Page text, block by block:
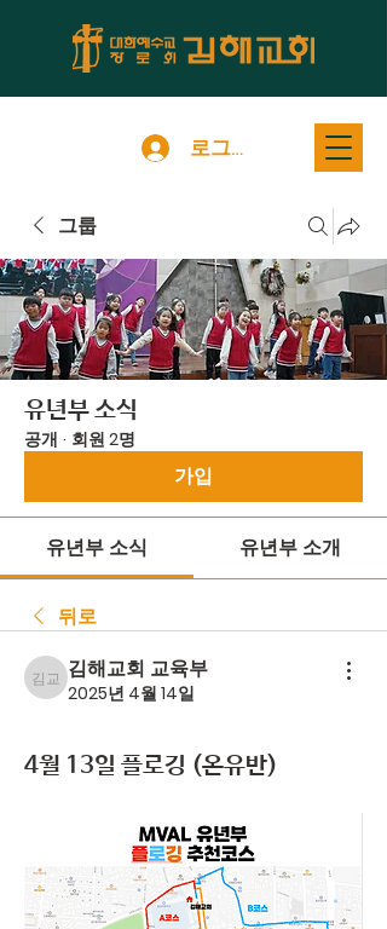
로그인
그룹
유년부 소식
공개 · 회원 2명
가입
유년부 소식 유년부 소개
뒤로
김해교회 교육부
김해교회 교육부
2025년 4월 14일
4월 13일 플로깅 (온유반)